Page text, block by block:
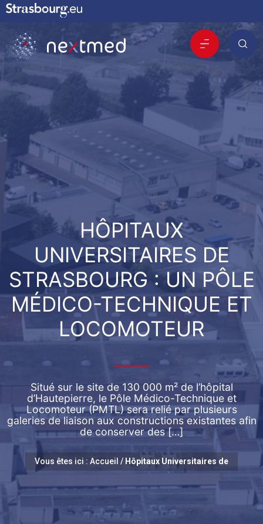
HÔPITAUX
UNIVERSITAIRES DE
STRASBOURG : UN PÔLE
MÉDICO-TECHNIQUE ET
LOCOMOTEUR
Situé sur le site de 130 000 m² de l’hôpital
d’Hautepierre, le Pôle Médico-Technique et
Locomoteur (PMTL) sera relié par plusieurs
galeries de liaison aux constructions existantes afin
de conserver des […]
Vous êtes ici : Accueil / Hôpitaux Universitaires de